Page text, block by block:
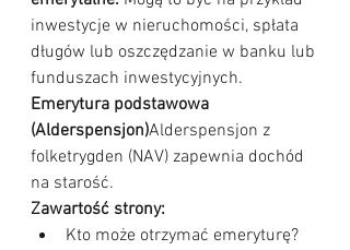
inwestycje w nieruchomości, spłata
długów lub oszczędzanie w banku lub
funduszach inwestycyjnych.
Emerytura podstawowa
(Alderspensjon)Alderspensjon z
folketrygden (NAV) zapewnia dochód
na starość.
Zawartość strony:
Kto może otrzymać emeryturę?